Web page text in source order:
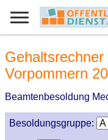
Vorpommern
Beamtenbesoldung
Besoldungsgruppe: